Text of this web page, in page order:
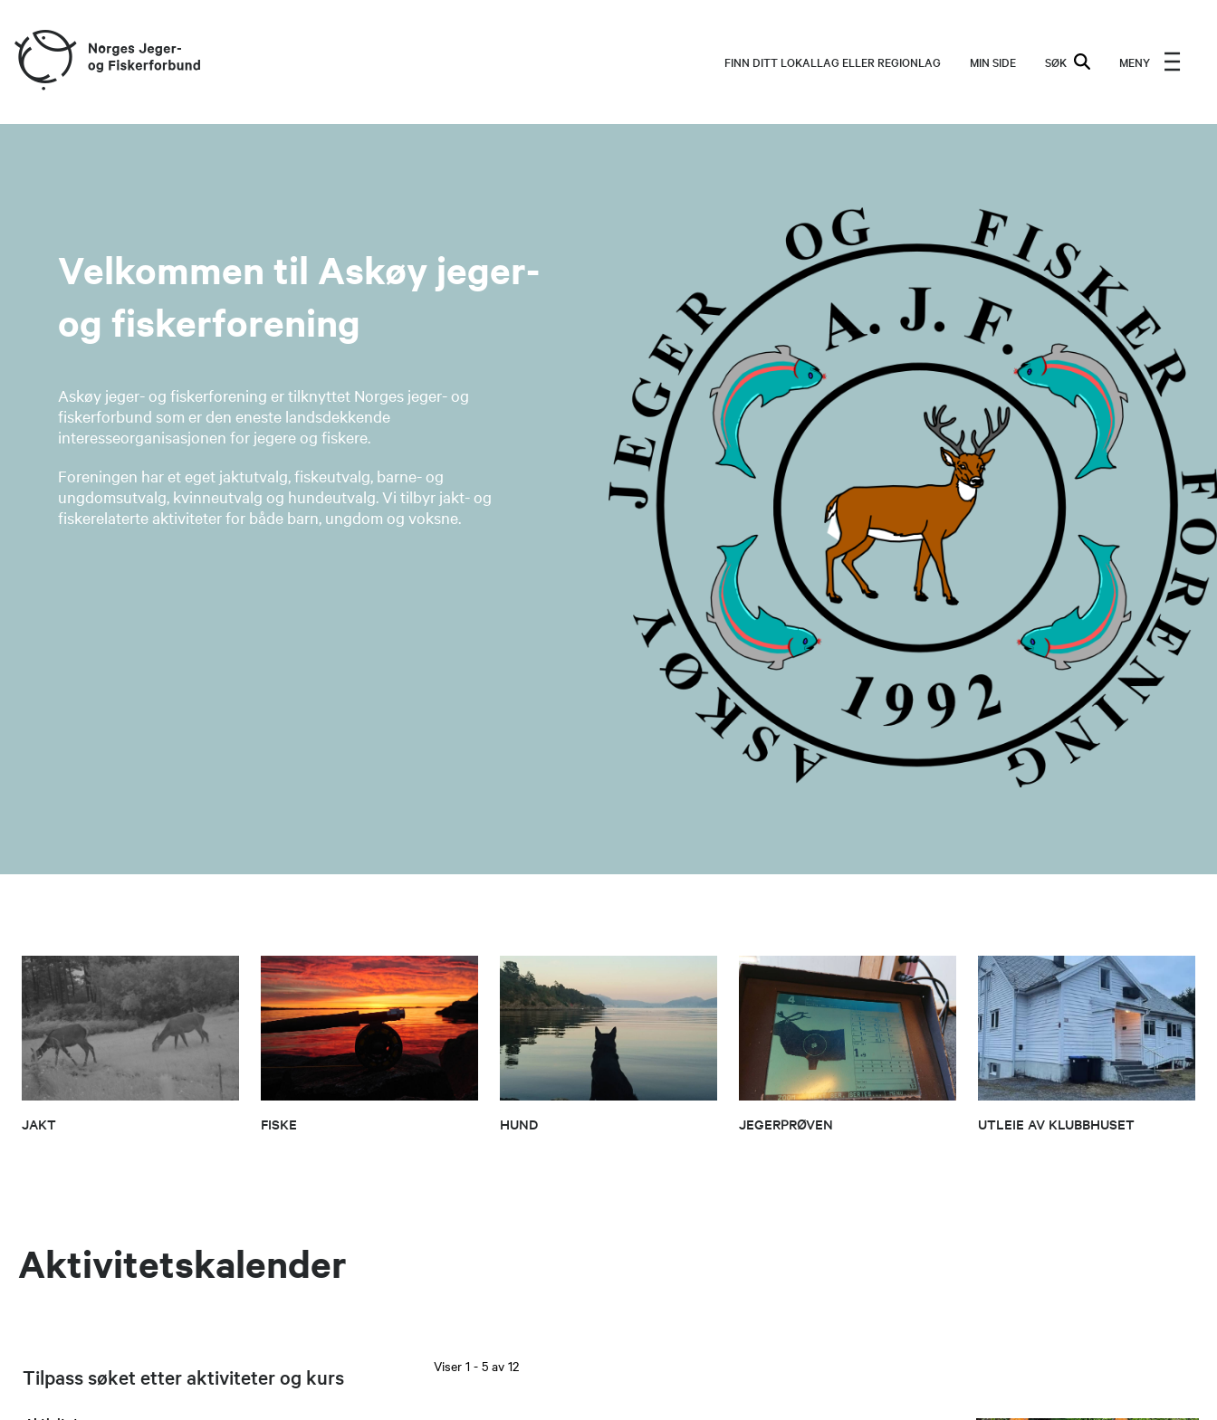
FINN DITT LOKALLAG ELLER REGIONLAG MIN SIDE SØK MENY
Velkommen til Askøy jeger-
og fiskerforening
Askøy jeger- og fiskerforening er tilknyttet Norges jeger- og
fiskerforbund som er den eneste landsdekkende
interesseorganisasjonen for jegere og fiskere.
Foreningen har et eget jaktutvalg, fiskeutvalg, barne- og
ungdomsutvalg, kvinneutvalg og hundeutvalg. Vi tilbyr jakt- og
fiskerelaterte aktiviteter for både barn, ungdom og voksne.
JAKT FISKE HUND JEGERPRØVEN UTLEIE AV KLUBBHUSET
Aktivitetskalender
Tilpass søket etter aktiviteter og kurs Viser1- 5av12